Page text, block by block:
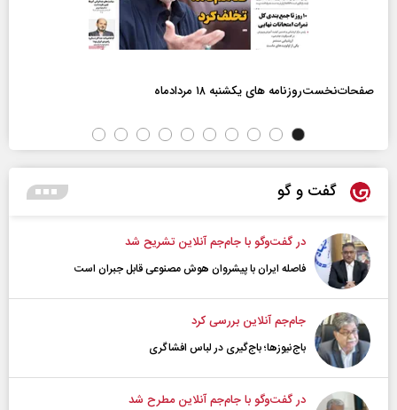
صفحات‌نخست‌روزنامه ها‌ی یکشنبه ۱۸ مردادماه
گفت و گو
در گفت‌و‌گو با جام‌جم آنلاین تشریح شد
فاصله ایران با پیشرو‌ان هوش مصنوعی قابل جبران است
جام‌جم آنلاین بررسی کرد
باج‌نیوزها؛ باج‌گیری در لباس افشاگری
در گفت‌و‌گو با جام‌جم آنلاین مطرح شد